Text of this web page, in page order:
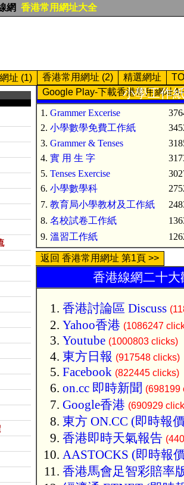
網 香港常用網址大全
址 (1) 香港常用網址 (2) 精選網址
Google Play-下載香港常用網址
小學工作
1. Grammer Excerise
2. 小學數學免費工作紙
3. Grammer & Tenses
4. 實 用 生 字
5. Tenses Exercise
6. 小學數學科
7. 教育局小學教材及工作紙
8. 名校試卷工作紙
9. 溫習工作紙
返回 香港常用網址 第1頁 >>
香港線網二十
香港討論區 Discuss
Yahoo香港 (1086247
Youtube (1000803 clicks)
東方日報 (917548 clicks)
Facebook (822445 clicks)
on.cc 即時新聞 (698199
Google香港 (690929
東方 ON.CC (即時報
香港即時天氣報告
AASTOCKS (即時報
香港馬會足智彩賠率